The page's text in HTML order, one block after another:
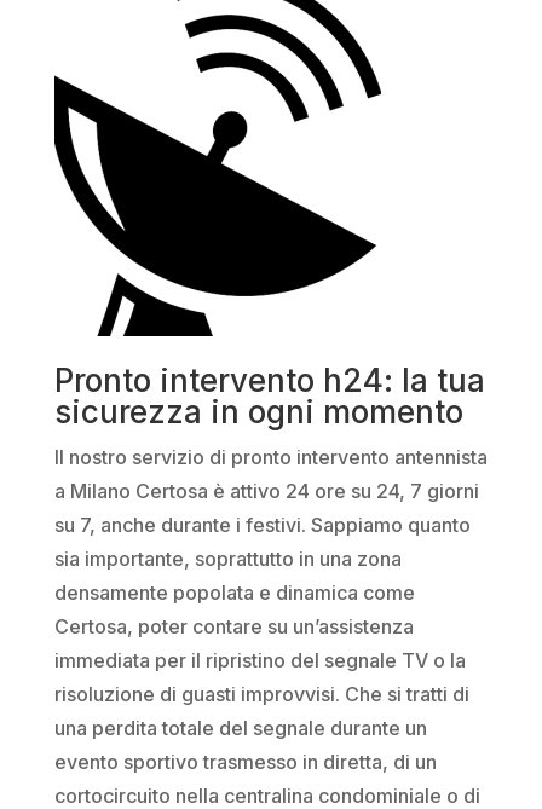
Pronto intervento h24: la tua
sicurezza in ogni momento
Il nostro servizio di pronto intervento antennista
a Milano Certosa è attivo 24 ore su 24, 7 giorni
su 7, anche durante i festivi. Sappiamo quanto
sia importante, soprattutto in una zona
densamente popolata e dinamica come
Certosa, poter contare su un’assistenza
immediata per il ripristino del segnale TV o la
risoluzione di guasti improvvisi. Che si tratti di
una perdita totale del segnale durante un
evento sportivo trasmesso in diretta, di un
cortocircuito nella centralina condominiale o di